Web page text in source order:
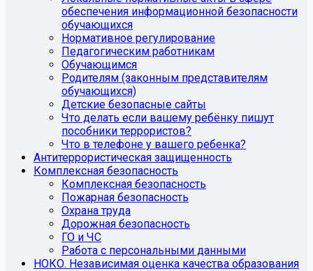
обеспечения информационной безопасности
обучающихся
Нормативное регулирование
Педагогическим работникам
Обучающимся
Родителям (законным представителям
обучающихся)
Детские безопасные сайты
Что делать если вашему ребёнку пишут
пособники террористов?
Что в телефоне у вашего ребенка?
Антитеррористическая защищенность
Комплексная безопасность
Комплексная безопасность
Пожарная безопасность
Охрана труда
Дорожная безопасность
ГО и ЧС
Работа с персональными данными
НОКО. Независимая оценка качества образования